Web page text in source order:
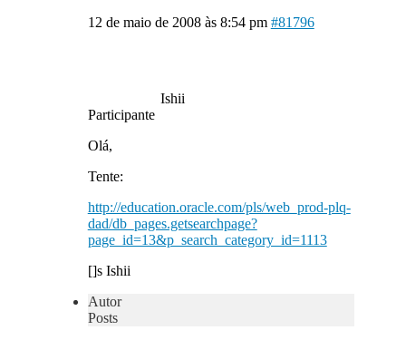
12 de maio de 2008 às 8:54 pm #81796
Ishii
Participante
Olá,
Tente:
http://education.oracle.com/pls/web_prod-plq-
dad/db_pages.getsearchpage?
page_id=13&p_search_category_id=1113
[]s Ishii
Autor
Posts